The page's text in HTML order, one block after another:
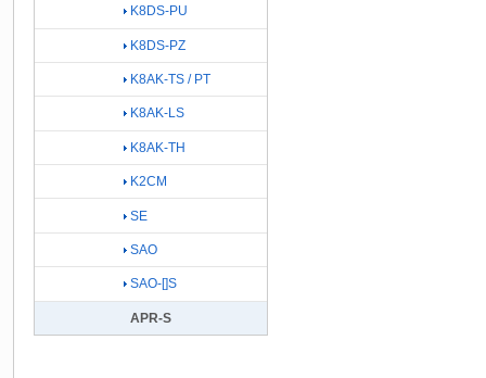
K8DS-PU
K8DS-PZ
K8AK-TS / PT
K8AK-LS
K8AK-TH
K2CM
SE
SAO
SAO-[]S
APR-S